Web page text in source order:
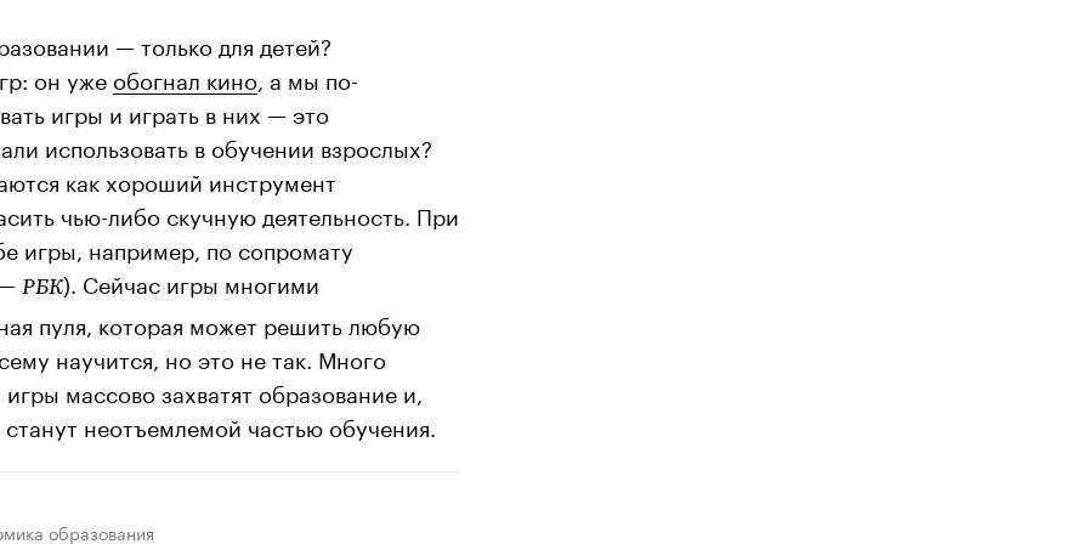
— только для детей?
он уже обогнал кино , а мы по-
игры и играть в них — это
использовать в обучении взрослых?
как хороший инструмент
чью-либо скучную деятельность. При
игры, например, по сопромату
РБК). Сейчас игры многими
пуля, которая может решить любую
научится, но это не так. Много
массово захватят образование и,
неотъемлемой частью обучения.
образования